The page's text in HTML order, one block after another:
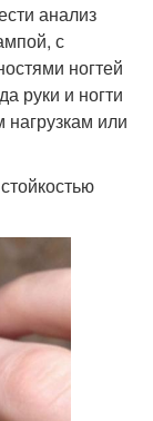
анализ
с
ногтей
руки и ногти
или